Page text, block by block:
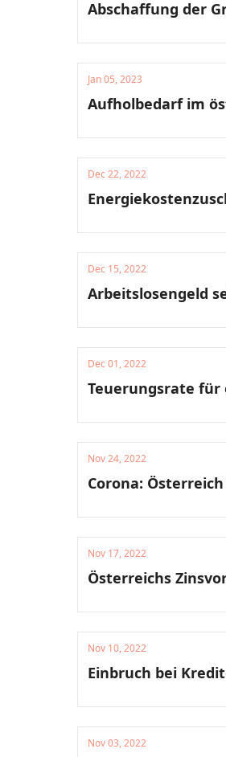
Abschaffung der
Jan 05, 2023
Aufholbedarf im
Dec 22, 2022
Dec 15, 2022
Arbeitslosengeld
Dec 01, 2022
Teuerungsrate für
Nov 24, 2022
Corona:
Nov 17, 2022
Österreichs
Nov 10, 2022
Einbruch bei
Nov 03, 2022